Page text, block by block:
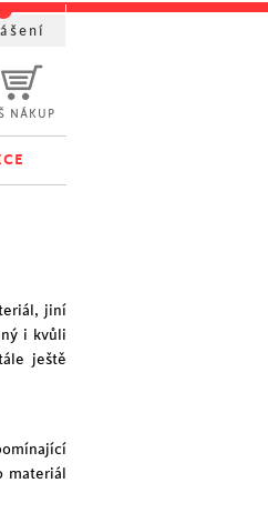
jiní
i kvůli
ještě
materiál
NÁKUP